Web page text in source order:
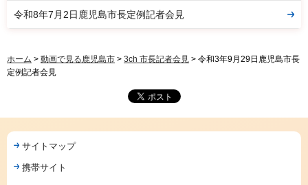
令和8年7月2日鹿児島市長定例記者会見
ホーム > 動画で見る鹿児島市 > 3ch 市長記者会見 > 令和3年9月29日鹿児島市長
定例記者会見
サイトマップ
携帯サイト